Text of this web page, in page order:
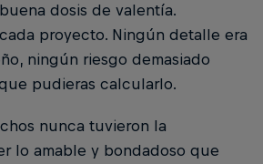
dosis de valentía.
proyecto. Ningún detalle era
ningún riesgo demasiado
pudieras calcularlo.
nunca tuvieron la
lo amable y bondadoso que